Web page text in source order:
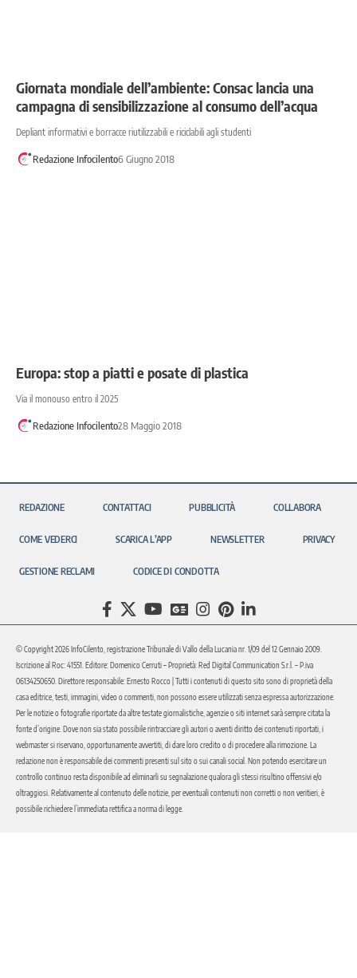
Giornata mondiale dell’ambiente: Consac lancia una
campagna di sensibilizzazione al consumo dell’acqua
Depliant informativi e borracce riutilizzabili e riciclabili agli studenti
Redazione Infocilento6 Giugno 2018
Europa: stop a piatti e posate di plastica
Via il monouso entro il 2025
Redazione Infocilento28 Maggio 2018
REDAZIONE CONTATTACI PUBBLICITÀ COLLABORA
COME VEDERCI SCARICA L’APP NEWSLETTER PRIVACY
GESTIONE RECLAMI CODICE DI CONDOTTA
© Copyright 2026 InfoCilento, registrazione Tribunale di Vallo della Lucania nr. 1/09 del 12 Gennaio 2009.
Iscrizione al Roc: 41551. Editore: Domenico Cerruti – Proprietà: Red Digital Communication S.r.l. – P.iva
06134250650. Direttore responsabile: Ernesto Rocco | Tutti i contenuti di questo sito sono di proprietà della
casa editrice, testi, immagini, video o commenti, non possono essere utilizzati senza espressa autorizzazione.
Per le notizie o fotografie riportate da altre testate giornalistiche, agenzie o siti internet sarà sempre citata la
fonte d’origine. Dove non sia stato possibile rintracciare gli autori o aventi diritto dei contenuti riportati, i
webmaster si riservano, opportunamente avvertiti, di dare loro credito o di procedere alla rimozione. La
redazione non è responsabile dei commenti presenti sul sito o sui canali social. Non potendo esercitare un
controllo continuo resta disponibile ad eliminarli su segnalazione qualora gli stessi risultino offensivi e/o
oltraggiosi. Relativamente al contenuto delle notizie, per eventuali contenuti non corretti o non veritieri, è
possibile richiedere l’immediata rettifica a norma di legge.